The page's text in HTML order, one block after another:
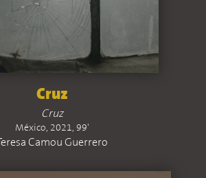
Cruz
Cruz
México, 2021, 99'
Teresa Camou Guerrero